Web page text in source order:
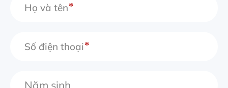
Họ và tên
Số điện thoại